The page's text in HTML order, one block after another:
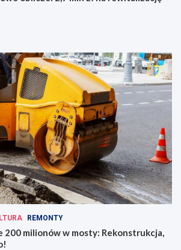
REMONTY
200 milionów w mosty: Rekonstrukcja,